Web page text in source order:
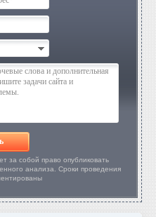
за собой право опубликовать
анализа. Сроки проведения